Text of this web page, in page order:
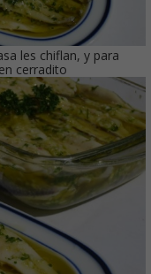
les chiflan, y para
cerradito